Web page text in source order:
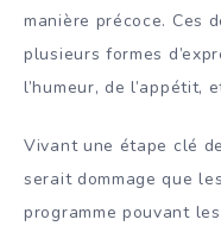
manière précoce. Ces
plusieurs formes
l’humeur, de l’appétit,
Vivant une étape clé
serait dommage que
programme pouvant